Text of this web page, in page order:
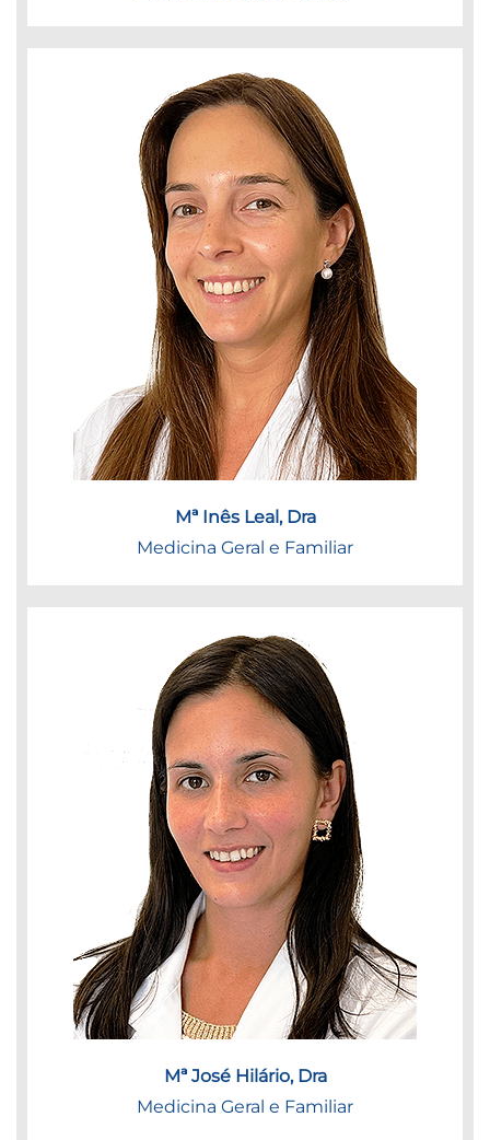
Mª Inês Leal, Dra
Medicina Geral e Familiar
Mª José Hilário, Dra
Medicina Geral e Familiar